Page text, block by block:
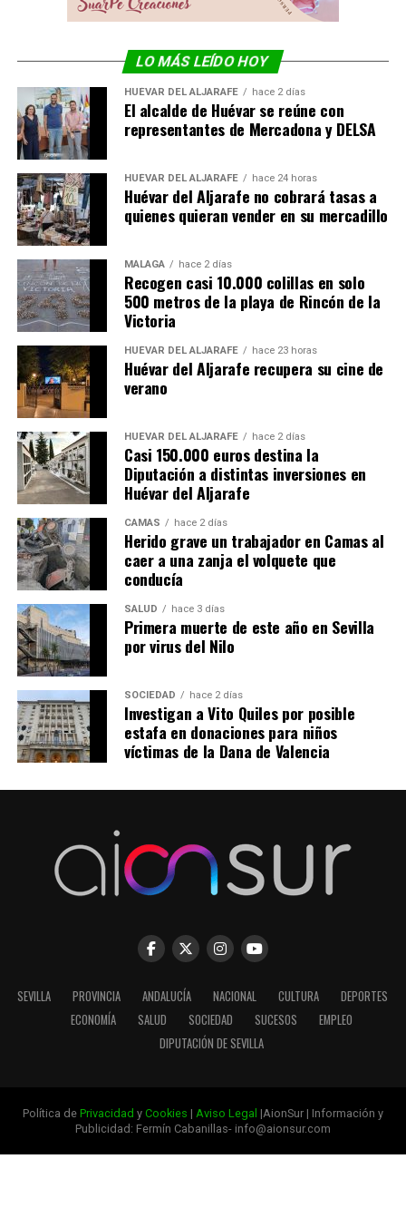
LO MÁS LEÍDO HOY
HUÉVAR DEL ALJARAFE hace 2 días
El alcalde de Huévar se reúne con
representantes de Mercadona y DELSA
HUÉVAR DEL ALJARAFE hace 24 horas
Huévar del Aljarafe no cobrará tasas a
quienes quieran vender en su mercadillo
MÁLAGA hace 2 días
Recogen casi 10.000 colillas en solo
500 metros de la playa de Rincón de la
Victoria
HUÉVAR DEL ALJARAFE hace 23 horas
Huévar del Aljarafe recupera su cine de
verano
HUÉVAR DEL ALJARAFE hace 2 días
Casi 150.000 euros destina la
Diputación a distintas inversiones en
Huévar del Aljarafe
CAMAS hace 2 días
Herido grave un trabajador en Camas al
caer a una zanja el volquete que
conducía
SALUD hace 3 días
Primera muerte de este año en Sevilla
por virus del Nilo
SOCIEDAD hace 2 días
Investigan a Vito Quiles por posible
estafa en donaciones para niños
víctimas de la Dana de Valencia
SEVILLA PROVINCIA ANDALUCÍA NACIONAL CULTURA
DEPORTES
ECONOMÍA
SALUD SOCIEDAD SUCESOS
EMPLEO
DIPUTACIÓN DE SEVILLA
Política de Privacidad y Cookies | Aviso Legal |AionSur | Información y
Publicidad: Fermín Cabanillas- info@aionsur.com